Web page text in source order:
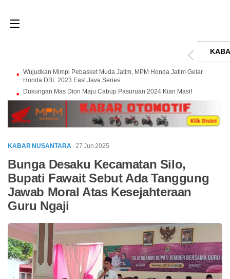
Wujudkan Mimpi Pebasket Muda Jatim, MPM Honda Jatim Gelar
Honda DBL 2023 East Java Series
Dukungan Mas Dion Maju Cabup Pasuruan 2024 Kian Masif
KABAR NUSANTARA · 27 Jun 2025
Bunga Desaku Kecamatan Silo,
Bupati Fawait Sebut Ada Tanggung
Jawab Moral Atas Kesejahteraan
Guru Ngaji